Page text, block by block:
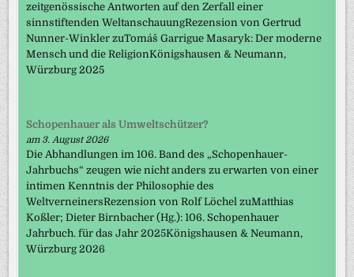
zeitgenössische Antworten auf den Zerfall einer
sinnstiftenden WeltanschauungRezension von Gertrud
Nunner-Winkler zuTomáš Garrigue Masaryk: Der moderne
Mensch und die ReligionKönigshausen & Neumann,
Würzburg 2025
Schopenhauer als Umweltschützer?
am 3. August 2026
Die Abhandlungen im 106. Band des „Schopenhauer-
Jahrbuchs“ zeugen wie nicht anders zu erwarten von einer
intimen Kenntnis der Philosophie des
WeltverneinersRezension von Rolf Löchel zuMatthias
Koßler; Dieter Birnbacher (Hg.): 106. Schopenhauer
Jahrbuch. für das Jahr 2025Königshausen & Neumann,
Würzburg 2026